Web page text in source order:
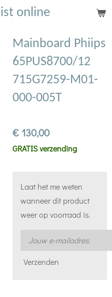
online
Mainboard Phiips
65PUS8700/12
715G7259-M01-
000-005T
€ 130,00
GRATIS verzending
Laat het me weten
wanneer dit product
weer op voorraad is.
Verzenden